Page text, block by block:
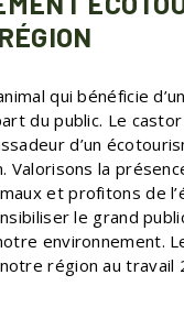
qui bénéficie
du public. Le
d’un
Valorisons la
et profitons de
le grand
environnement.
région au travail